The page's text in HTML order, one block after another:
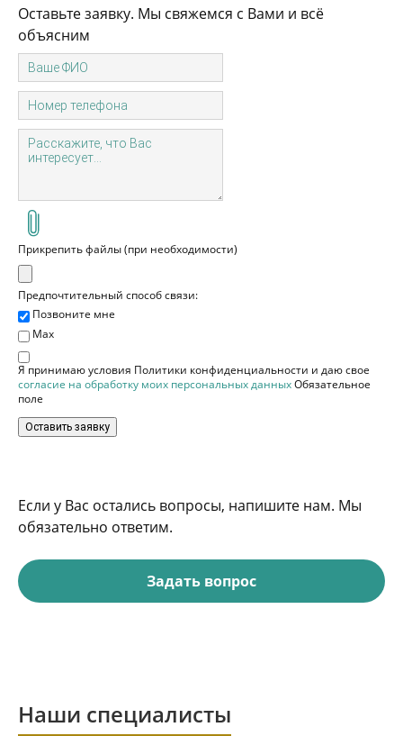
Оставьте заявку. Мы свяжемся с Вами и всё
объясним
Прикрепить файлы (при необходимости)
Предпочтительный способ связи:
Позвоните мне
Max
Я принимаю условия Политики конфиденциальности и даю свое
согласие на обработку моих персональных данныхОбязательное
поле
Оставить заявку
Если у Вас остались вопросы, напишите нам. Мы
обязательно ответим.
Задать вопрос
Наши специалисты